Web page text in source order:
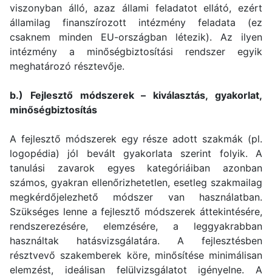
viszonyban álló, azaz állami feladatot ellátó, ezért
államilag finanszírozott intézmény feladata (ez
csaknem minden EU-országban létezik). Az ilyen
intézmény a minőségbiztosítási rendszer egyik
meghatározó résztevője.
b.) Fejlesztő módszerek – kiválasztás, gyakorlat,
minőségbiztosítás
A fejlesztő módszerek egy része adott szakmák (pl.
logopédia) jól bevált gyakorlata szerint folyik. A
tanulási zavarok egyes kategóriáiban azonban
számos, gyakran ellenőrizhetetlen, esetleg szakmailag
megkérdőjelezhető módszer van használatban.
Szükséges lenne a fejlesztő módszerek áttekintésére,
rendszerezésére, elemzésére, a leggyakrabban
használtak hatásvizsgálatára. A fejlesztésben
résztvevő szakemberek köre, minősítése minimálisan
elemzést, ideálisan felülvizsgálatot igényelne. A